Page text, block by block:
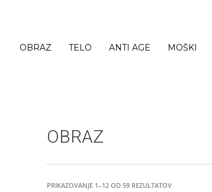
OBRAZ TELO ANTI AGE MOŠKI
OBRAZ
PRIKAZOVANJE 1–12 OD 59 REZULTATOV